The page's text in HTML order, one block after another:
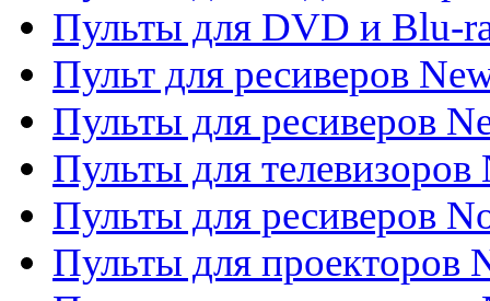
Пульты для DVD и Blu-
Пульт для ресиверов
Пульты для ресиверов
Пульты для телевизоров
Пульты для ресиверов
Пульты для проекторов